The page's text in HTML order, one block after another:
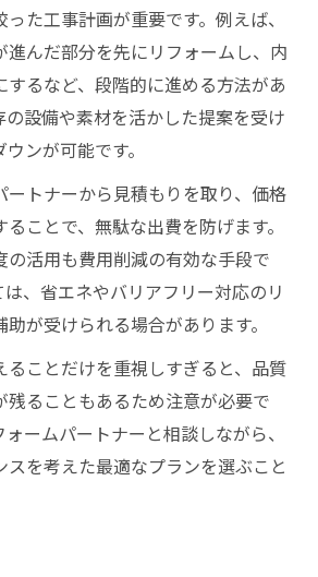
た工事計画が重要です。例えば、
進んだ部分を先にリフォームし、内
るなど、段階的に進める方法があ
の設備や素材を活かした提案を受け
ンが可能です。
ートナーから見積もりを取り、価格
ことで、無駄な出費を防げます。
の活用も費用削減の有効な手段で
、省エネやバリアフリー対応のリ
が受けられる場合があります。
ることだけを重視しすぎると、品質
残ることもあるため注意が必要で
ームパートナーと相談しながら、
スを考えた最適なプランを選ぶこと